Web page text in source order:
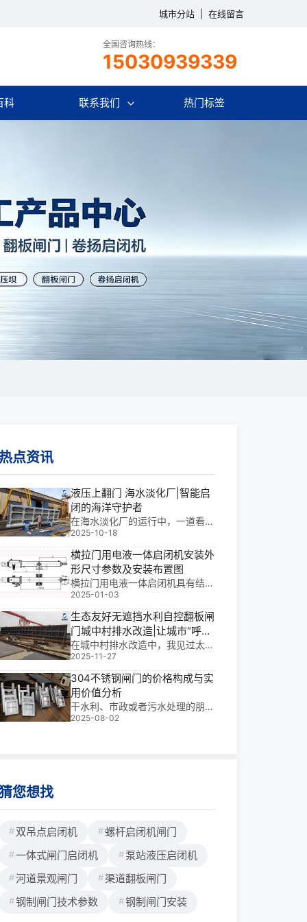
城市分站 在线留言
全国咨询热线：
15030939339
科 联系我们 热门标签
点资讯
液压上翻门 海水淡化厂|智能启
闭的海洋守护者
在海水淡化厂的运行中，一道看似
不起眼却至关重要的“关卡”——液
压上翻门，正默默承担着防潮、排
洪与系统隔离的关键使命。我参与
过多个大型水利项目，其中在华东
某万吨级海水淡化厂工程中，液压
上翻门的**控
2025-10-18
横拉门用电液一体启闭机安装外
形尺寸参数及安装布置图
横拉门用电液一体启闭机具有结构
紧凑，操作简单、平稳，隐蔽性较
好等特点，特别适用于市政水利景
观工程。需要注意的是当孔口宽度
2-8m用单台启闭机，孔口宽度8-
16m用两台对拉布置。下面是横拉
门安装布置外形尺寸参数表及安装
布置图一、横拉门用电液一体启闭
机安装外形尺寸参数液压启闭机型
号LHH1H2BR1R2ΦΦ1Φ2DYZQ-
HL63kN-
2025-01-03
生态友好无遮挡水利自控翻板闸
门城中村排水改造|让城市“呼
吸”更顺畅
在城中村排水改造中，我见过太多
传统闸门“堵”住了水流，也堵住了
居民的出行与生态。而**能实现生
态友好无遮挡水利自控翻板闸门城
中村排水改造的，是那种无需电
力、随水位自动启闭、不阻断水流
又不影响景观的智能
2025-11-27
304不锈钢闸门的价格构成与实
用价值分析
干水利、市政或者污水处理的朋
友，肯定对不锈钢制闸门不陌生
意儿一套到底多少钱？”其实真没
尺
2025-08-02
您想找
双吊点启闭机
螺杆启闭机闸门
一体式闸门启闭机
泵站液压启闭机
河道景观闸门
渠道翻板闸门
钢制闸门技术参数
钢制闸门安装